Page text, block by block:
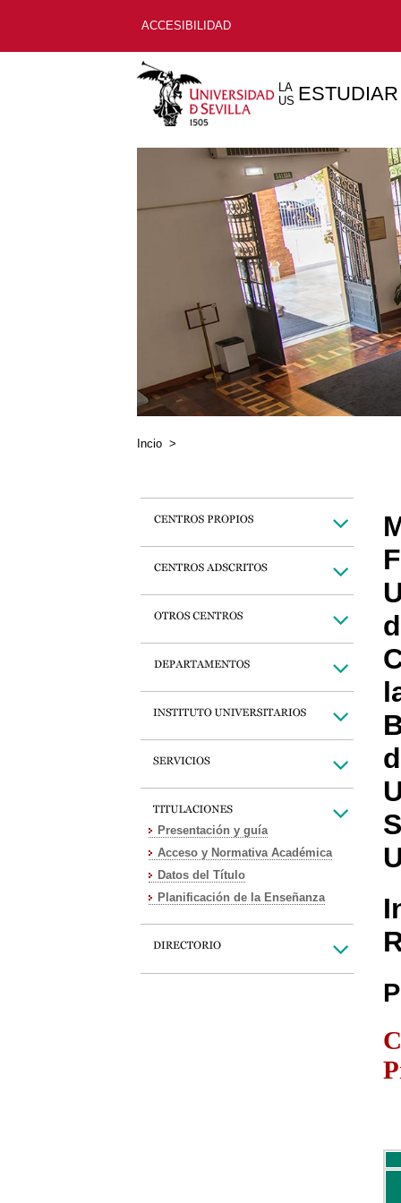
ACCESIBILIDAD
LA
US ESTUDIAR
Incio >
Presentación y guía
Acceso y Normativa Académica
Datos del Título
Planificación de la Enseñanza